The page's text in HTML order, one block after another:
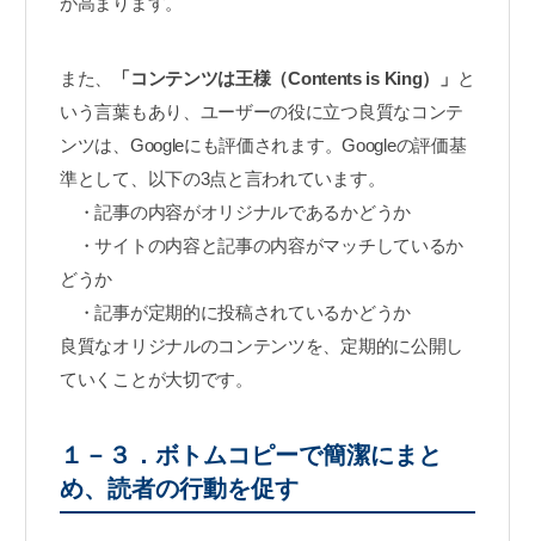
また、 「コンテンツは王様（Contents is King）」 と
いう言葉もあり、ユーザーの役に立つ良質なコンテ
ンツは、Googleにも評価されます。Googleの評価基
準として、以下の3点と言われています。
・記事の内容がオリジナルであるかどうか
・サイトの内容と記事の内容がマッチしているか
どうか
・記事が定期的に投稿されているかどうか
良質なオリジナルのコンテンツを、定期的に公開し
ていくことが大切です。
１－３．ボトムコピーで簡潔にまと
め、読者の行動を促す